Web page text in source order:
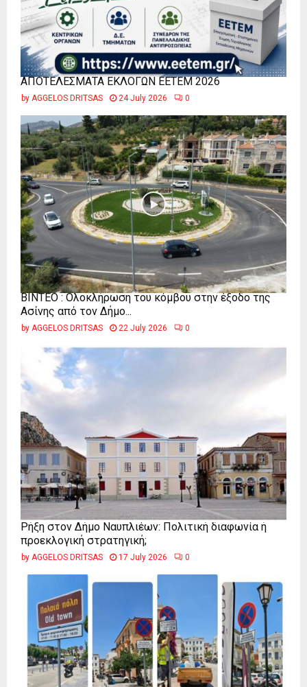
ΑΠΟΤΕΛΕΣΜΑΤΑ ΕΚΛΟΓΩΝ ΕΕΤΕΜ 2026
by AGGELOS DRITSAS 24 July 2026 0
ΒΙΝΤΕΟ : Ολοκλήρωση του κόμβου στην έξοδο της
Ασίνης από τον Δήμο...
by AGGELOS DRITSAS 22 July 2026 0
Ρήξη στον Δήμο Ναυπλιέων: Πολιτική διαφωνία ή
προεκλογική στρατηγική;
by AGGELOS DRITSAS 17 July 2026 0